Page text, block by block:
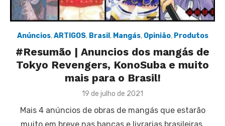
Anúncios,ARTIGOS, Brasil , Mangás, Opinião, Produtos
#Resumão | Anuncios dos mangás de
Tokyo Revengers, KonoSuba e muito
mais para o Brasil!
Posted
19 de julho de 2021
Mais 4 anúncios de obras de mangás que estarão